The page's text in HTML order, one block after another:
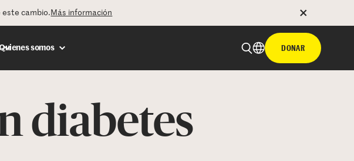
este cambio. Más información
somos DONAR
diabetes